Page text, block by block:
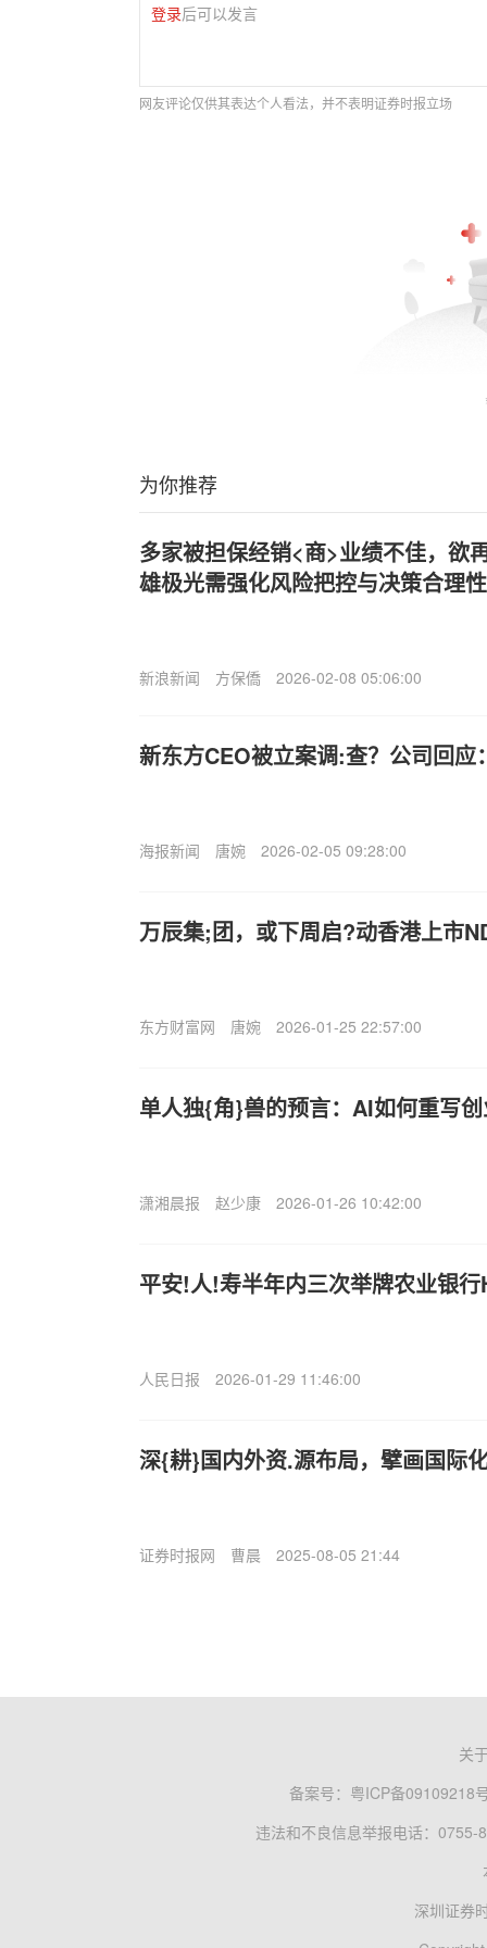
登录后可以发言
网友评论仅供其表达个人看法，并不表明证券时报立场
为你推荐
多家被担保经销<商>业绩不佳，欲
雄极光需强化风险把控与决策合理性
新浪新闻 方保僑 2026-02-08 05:06:00
新东方CEO被立案调:查？公司回
海报新闻 唐婉 2026-02-05 09:28:00
万辰集;团，或下周启?动香港上市
东方财富网 唐婉 2026-01-25 22:57:00
单人独{角}兽的预言：AI如何重写
潇湘晨报 赵少康 2026-01-26 10:42:00
平安!人!寿半年内三次举牌农业银行
人民日报 2026-01-29 11:46:00
深{耕}国内外资.源布局，擘画国际
证券时报网 曹晨 2025-08-05 21:44
关
备案号： 粤ICP备09109218
违法和不良信息举报电话：0755-
深圳证券